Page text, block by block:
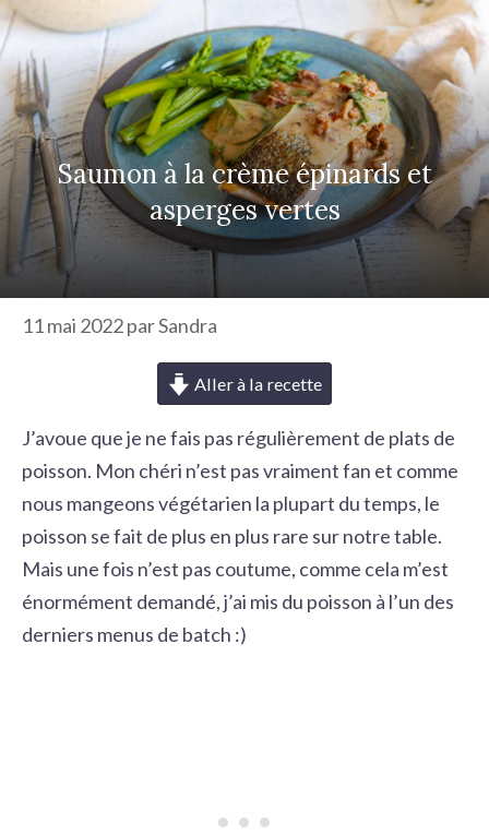
r
c
h
r
Saumon à la crème épinards et
asperges vertes
11 mai 2022parSandra
Aller à la recette
J’avoue que je ne fais pas régulièrement de plats de
poisson. Mon chéri n’est pas vraiment fan et comme
nous mangeons végétarien la plupart du temps, le
poisson se fait de plus en plus rare sur notre table.
Mais une fois n’est pas coutume, comme cela m’est
énormément demandé, j’ai mis du poisson à l’un des
derniers menus de batch :)